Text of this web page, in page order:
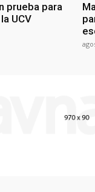
prueba para
UCV